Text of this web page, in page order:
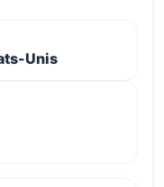
Unis